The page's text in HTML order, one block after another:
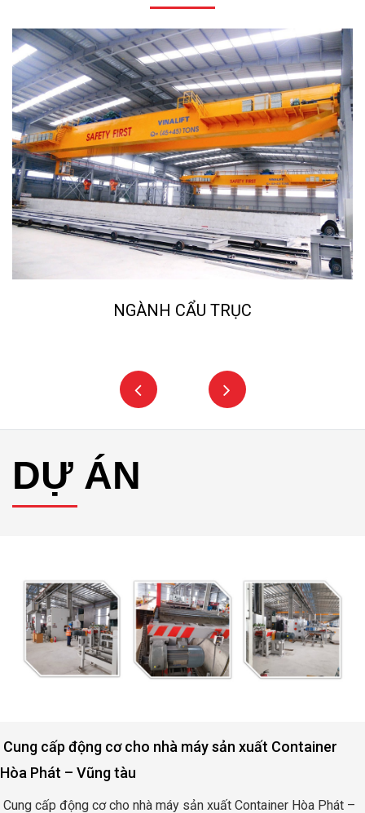
NGÀNH CẨU TRỤC
DỰ ÁN
động cơ cho nhà máy sản xuất Container
– Vũng tàu
động cơ cho nhà máy sản xuất Container Hòa Phát –